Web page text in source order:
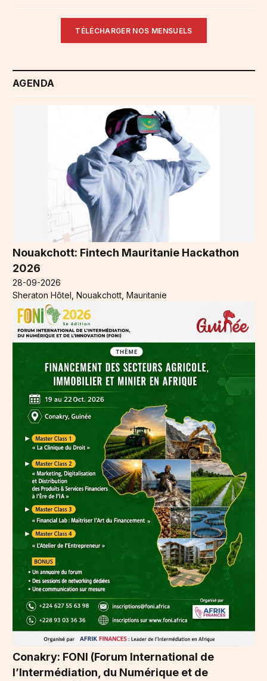
TÉLÉCHARGER NOS MENSUELS
AGENDA
Nouakchott: Fintech Mauritanie Hackathon
2026
28-09-2026
Sheraton Hôtel, Nouakchott, Mauritanie
Conakry: FONI (Forum International de
l’Intermédiation, du Numérique et de